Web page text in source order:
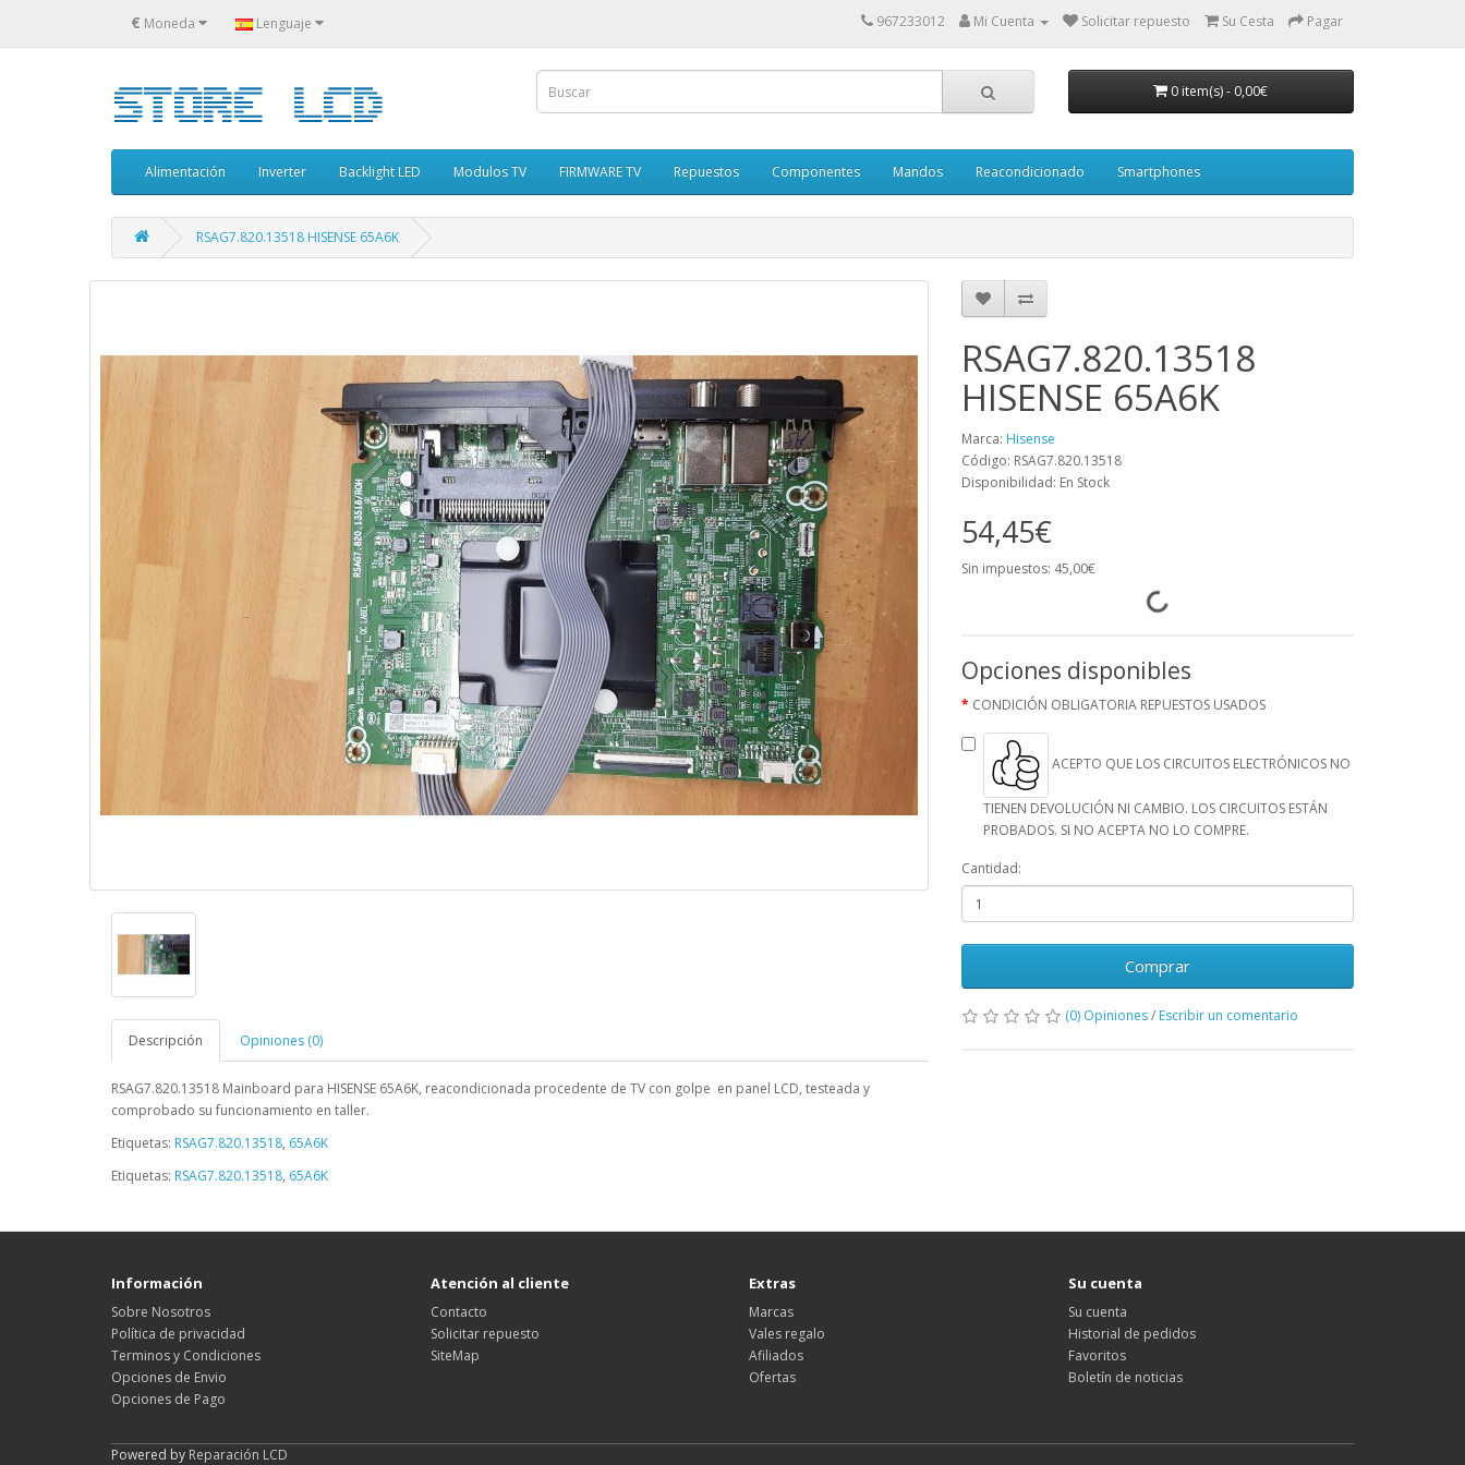
€ Moneda Lenguaje 967233012 Mi Cuenta Solicitar repuesto Su Cesta Pagar
0 item(s)- 0,00€
Alimentación Inverter Backlight LED Modulos TV FIRMWARE TV Repuestos Componentes Mandos Reacondicionado Smartphones
RSAG7.820.13518 HISENSE 65A6K
Descripción Opiniones (0)
RSAG7.820.13518 Mainboard para HISENSE 65A6K, reacondicionada procedente de TV con golpe en panel LCD, testeada y
comprobado su funcionamiento en taller.
RSAG7.820.13518
HISENSE 65A6K
Marca: Hisense
Código: RSAG7.820.13518
Disponibilidad: En Stock
54,45€
Sin impuestos: 45,00€
Opciones disponibles
CONDICIÓN OBLIGATORIA REPUESTOS USADOS
ACEPTO QUE LOS CIRCUITOS ELECTRÓNICOS NO
TIENEN DEVOLUCIÓN NI CAMBIO. LOS CIRCUITOS ESTÁN
PROBADOS. SI NO ACEPTA NO LO COMPRE.
Cantidad:
Comprar
(0) Opiniones/ Escribir un comentario
Etiquetas: RSAG7.820.13518, 65A6K
Etiquetas: RSAG7.820.13518, 65A6K
Información
Sobre Nosotros
Política de privacidad
Terminos y Condiciones
Opciones de Envio
Opciones de Pago
Atención al cliente
Contacto
Solicitar repuesto
SiteMap
Extras
Marcas
Vales regalo
Afiliados
Ofertas
Su cuenta
Su cuenta
Historial de pedidos
Favoritos
Boletín de noticias
Powered by Reparación LCD